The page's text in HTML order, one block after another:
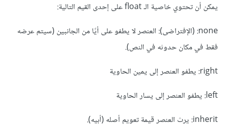
يمكن أن تحتوي خاصية الـ float على إحدى القيم التالية:
none: (الإفتراضى): العنصر لا يطفو على أيًا من الجانبين (سيتم عرضه
فقط في مكان حدوثه في النص).
right: يطفو العنصر إلى يمين الحاوية
left: يطفو العنصر إلى يسار الحاوية
inherit: يرث العنصر قيمة تعويم أصله (أبيه).